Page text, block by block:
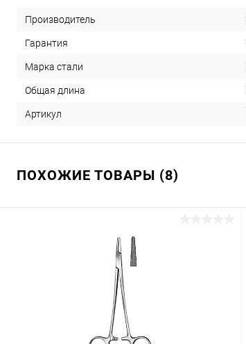
Производитель
Гарантия
Марка стали
Общая длина
Артикул
ПОХОЖИЕ ТОВАРЫ (8)